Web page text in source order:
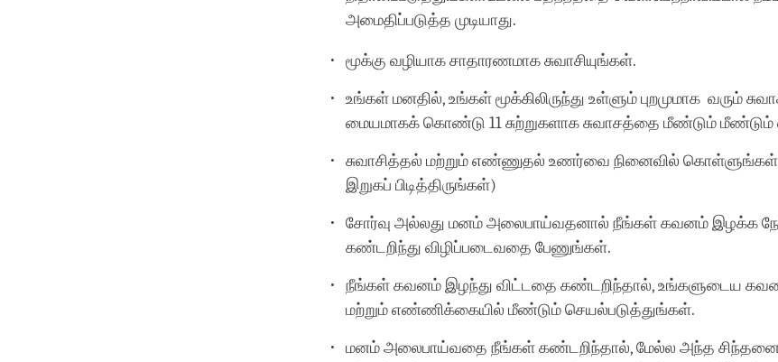
அமைதிப்படுத்த முடியாது.
மூக்கு வழியாக சாதாரணமாக சுவாசியுங்கள்.
உங்கள் மனதில், உங்கள் மூக்கிலிருந்து உள்ளும் புறமுமாக வரும்
மையமாகக் கொண்டு 11 சுற்றுகளாக சுவாசத்தை மீண்டும்
சுவாசித்தல் மற்றும் எண்ணுதல் உணர்வை நினைவில்
இறுகப் பிடித்திருங்கள்)
சோர்வு அல்லது மனம் அலைபாய்வதனால் நீங்கள் கவனம் இழக்க
கண்டறிந்து விழிப்படைவதை பேணுங்கள்.
நீங்கள் கவனம் இழந்து விட்டதை கண்டறிந்தால், உங்களுடைய
மற்றும் எண்ணிக்கையில் மீண்டும் செயல்படுத்துங்கள்.
மனம் அலைபாய்வதை நீங்கள் கண்டறிந்தால், மேல்ல அந்த